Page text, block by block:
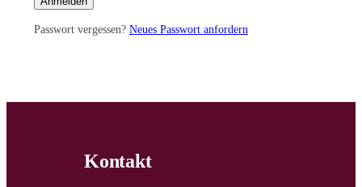
Passwort vergessen? Neues Passwort anfordern
Kontakt